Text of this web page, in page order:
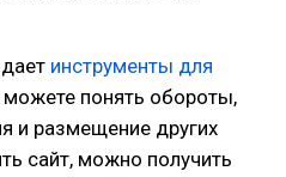
инструменты для
можете понять обороты,
и размещение других
сайт, можно получить